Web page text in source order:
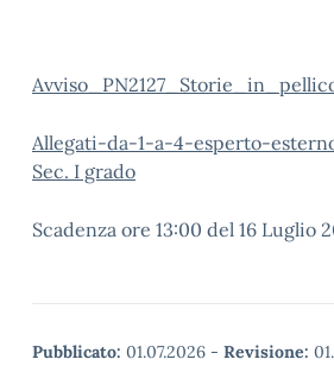
Allegati-da-1-a-4-esperto-
Sec. I grado
Scadenza ore 13:00 del 16 Luglio
Pubblicato: 01.07.2026 - Revisione: